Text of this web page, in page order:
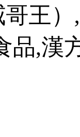
王
品,漢